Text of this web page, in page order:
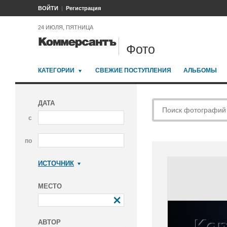
ВОЙТИ Регистрация
24 ИЮЛЯ, ПЯТНИЦА
Фото
КАТЕГОРИИ СВЕЖИЕ ПОСТУПЛЕНИЯ АЛЬБОМЫ
ДАТА
с
по
ИСТОЧНИК
МЕСТО
АВТОР